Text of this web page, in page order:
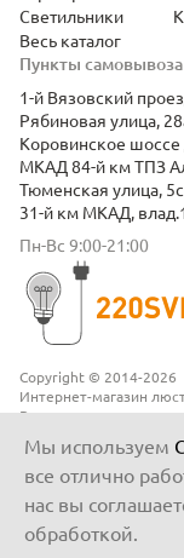
Copyright © 2014-2026
Интернет-магазин
Все права защищены
Пункты
1-й Вязовский
Рябиновая улица,
Коровинское шоссе
МКАД 84-й км ТПЗ
Тюменская улица,
31-й км МКАД,
Пн-Вс 9:00-21:00
Светильники
Весь каталог
Мы используем
все отлично
нас вы
обработкой.